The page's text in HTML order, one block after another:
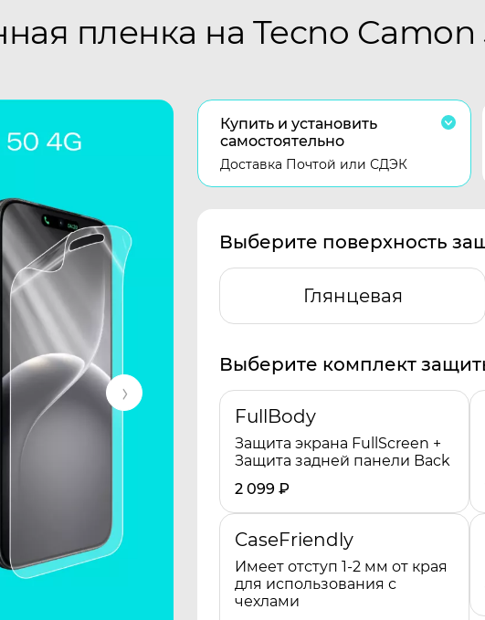
пленка на Tecno Camon
Купить и установить
самостоятельно
Доставка Почтой или СДЭК
Выберите поверхность
Глянцевая
Выберите комплект
FullBody
Защита экрана FullScreen +
Защита задней панели Back
2 099 ₽
CaseFriendly
Имеет отступ 1-2 мм от края
для использования с
чехлами